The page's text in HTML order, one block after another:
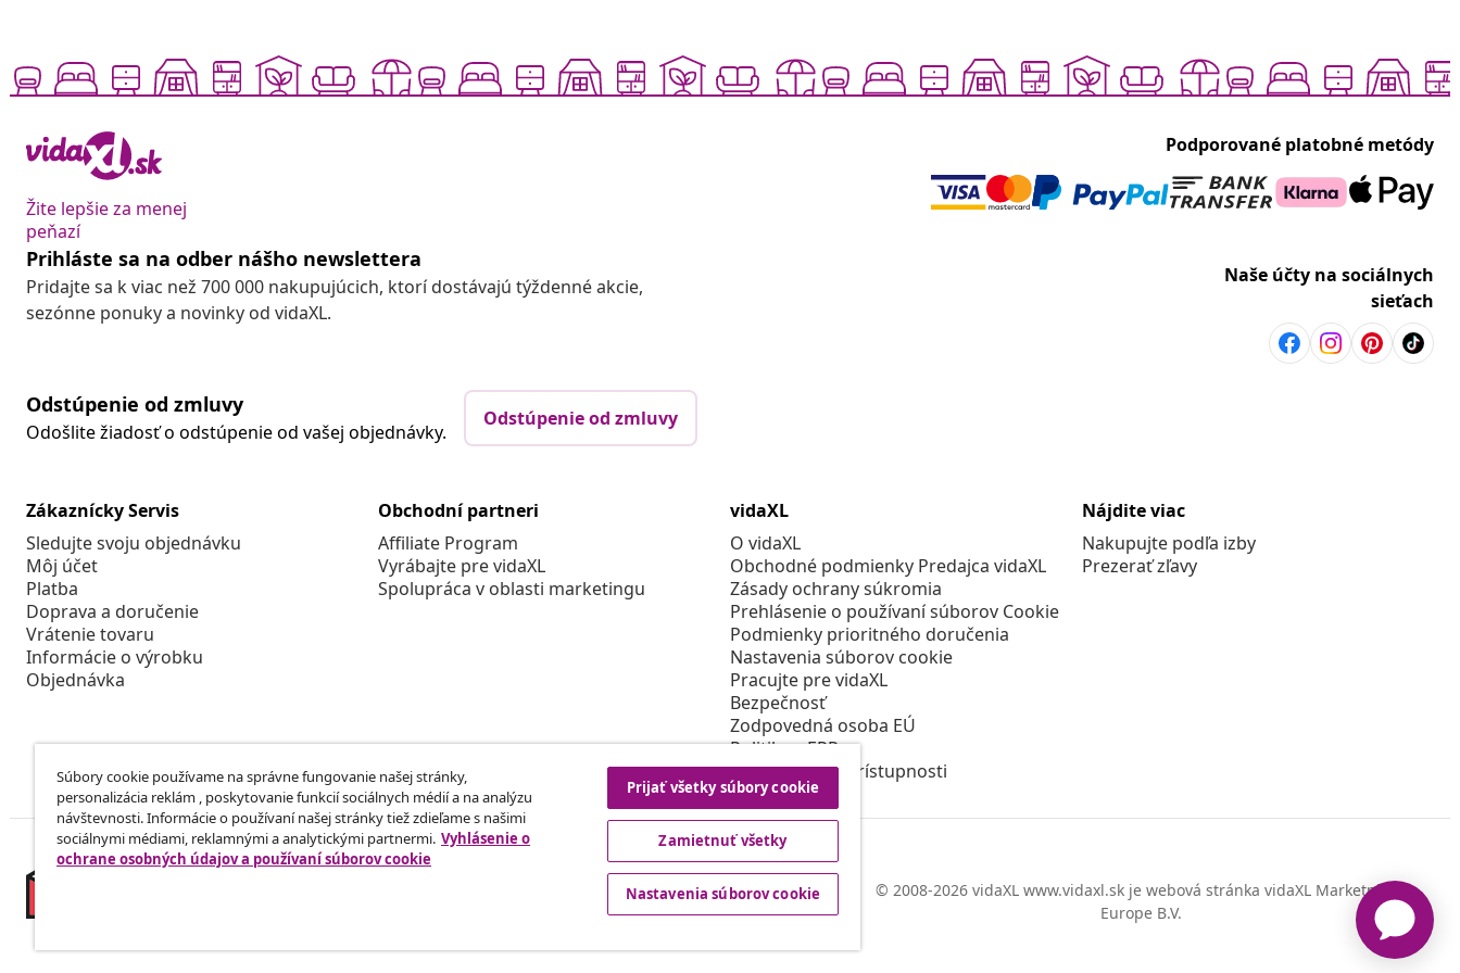
Žite lepšie za menej
peňazí
Podporované platobné metódy
Prihláste sa na odber nášho newslettera
Pridajte sa k viac než 700 000 nakupujúcich, ktorí dostávajú týždenné akcie,
sezónne ponuky a novinky od vidaXL.
Naše účty na sociálnych
sieťach
Odstúpenie od zmluvy
Odošlite žiadosť o odstúpenie od vašej objednávky.
Odstúpenie od zmluvy
Zákaznícky Servis
Sledujte svoju objednávku
Môj účet
Platba
Doprava a doručenie
Vrátenie tovaru
Informácie o výrobku
Objednávka
Obchodní partneri
Affiliate Program
Vyrábajte pre vidaXL
Spolupráca v oblasti marketingu
vidaXL
O vidaXL
Obchodné podmienky Predajca vidaXL
Zásady ochrany súkromia
Prehlásenie o používaní súborov Cookie
Podmienky prioritného doručenia
Nastavenia súborov cookie
Pracujte pre vidaXL
Bezpečnosť
Zodpovedná osoba EÚ
Politikou EPR
Prehlásenie o prístupnosti
Nájdite viac
Nakupujte podľa izby
Prezerať zľavy
© 2008-2026 vidaXL www.vidaxl.sk je webová stránka vidaXL Marketplace
Europe B.V.
Súbory cookie používame na správne fungovanie našej stránky,
personalizácia reklám , poskytovanie funkcií sociálnych médií a na analýzu
návštevnosti. Informácie o používaní našej stránky tiež zdieľame s našimi
sociálnymi médiami, reklamnými a analytickými partnermi. Vyhlásenie o
ochrane osobných údajov a používaní súborov cookie
Prijať všetky súbory cookie
Zamietnuť všetky
Nastavenia súborov cookie